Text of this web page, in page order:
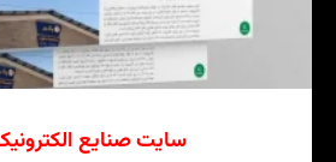
سایت صنایع